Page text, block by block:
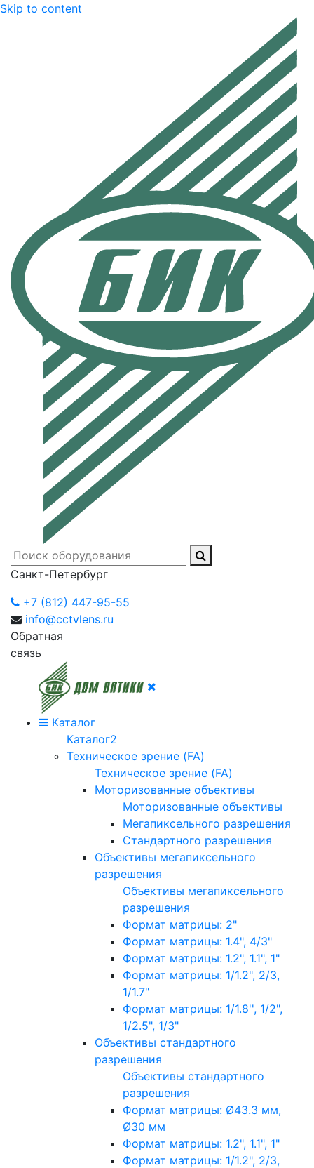
Skip to content
Санкт-Петербург
+7 (812) 447-95-55
info@cctvlens.ru
Обратная
связь
Каталог
Каталог2
Техническое зрение (FA)
Техническое зрение (FA)
Моторизованные объективы
Моторизованные объективы
Мегапиксельного разрешения
Стандартного разрешения
Объективы мегапиксельного
разрешения
Объективы мегапиксельного
разрешения
Формат матрицы: 2"
Формат матрицы: 1.4", 4/3"
Формат матрицы: 1.2", 1.1", 1"
Формат матрицы: 1/1.2", 2/3,
1/1.7"
Формат матрицы: 1/1.8'', 1/2",
1/2.5", 1/3"
Объективы стандартного
разрешения
Объективы стандартного
разрешения
Формат матрицы: Ø43.3 мм,
Ø30 мм
Формат матрицы: 1.2", 1.1", 1"
Формат матрицы: 1/1.2", 2/3,